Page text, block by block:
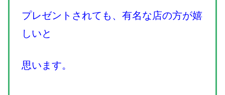
プレゼントされても、有名な店の方が嬉
しいと
思います。